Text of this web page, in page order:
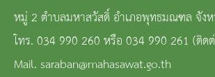
หมู่ 2 ตำบลมหาสวัสดิ์ อำเภอพุทธมณฑล จัง
โทร. 034 990 260 หรือ 034 990 261 (ติด
Mail. saraban@mahasawat.go.th